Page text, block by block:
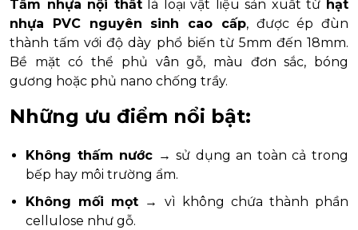
Tấm nhựa nội thấtlà loại vật liệu sản xuất từ hạt
nhựa PVC nguyên sinh cao cấp, được ép đùn
thành tấm với độ dày phổ biến từ 5mm đến 18mm.
Bề mặt có thể phủ vân gỗ, màu đơn sắc, bóng
gương hoặc phủ nano chống trầy.
Những ưu điểm nổi bật:
Không thấm nước → sử dụng an toàn cả trong
bếp hay môi trường ẩm.
Không mối mọt → vì không chứa thành phần
cellulose như gỗ.